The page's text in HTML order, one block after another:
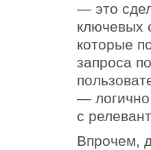
— это
ключевых
которые
запроса
— логично
с
Впрочем,